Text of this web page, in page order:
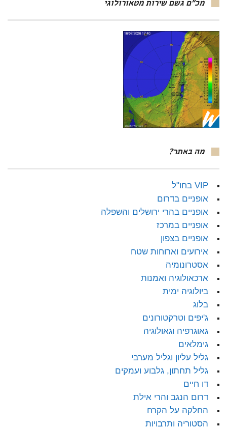
מכ"ם גשם שירות מטאורולוגי
מה באתר?
VIP בחו"ל
אופניים בדרום
אופניים בהרי ירושלים והשפלה
אופניים במרכז
אופניים בצפון
אירועים וארוחות שטח
אסטרונומיה
ארכאולוגיה ואמנות
ביולוגיה ימית
בלוג
ג'יפים וטרקטורונים
גאוגרפיה וגאולוגיה
גימלאים
גליל עליון וגליל מערבי
גליל תחתון, גלבוע ועמקים
דו חיים
דרום הנגב והרי אילת
החלקה על הקרח
הסטוריה ותרבויות